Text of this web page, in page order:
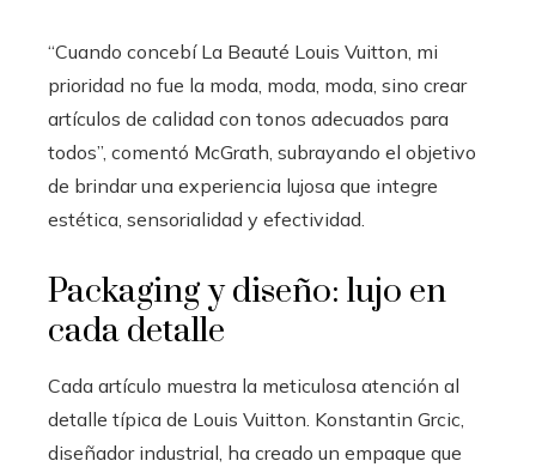
“Cuando concebí La Beauté Louis Vuitton, mi
prioridad no fue la moda, moda, moda, sino crear
artículos de calidad con tonos adecuados para
todos”, comentó McGrath, subrayando el objetivo
de brindar una experiencia lujosa que integre
estética, sensorialidad y efectividad.
Packaging y diseño: lujo en
cada detalle
Cada artículo muestra la meticulosa atención al
detalle típica de Louis Vuitton. Konstantin Grcic,
diseñador industrial, ha creado un empaque que